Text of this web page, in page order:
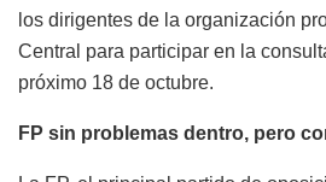
los dirigentes de la organización
Central para participar en la
próximo 18 de octubre.
FP sin problemas dentro, pero